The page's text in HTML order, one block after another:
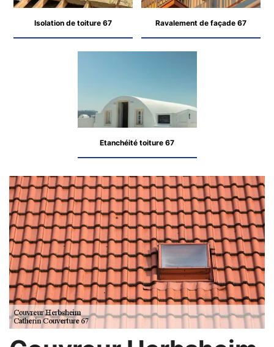
Isolation de toiture 67 Ravalement de façade 67
Etanchéité toiture 67